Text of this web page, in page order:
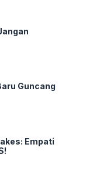
Guncang
Empati